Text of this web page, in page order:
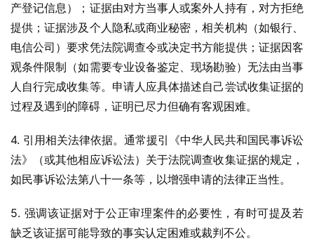
产登记信息）；证据由对方当事人或案外人持有，对方拒绝
提供；证据涉及个人隐私或商业秘密，相关机构（如银行、
电信公司）要求凭法院调查令或决定书方能提供；证据因客
观条件限制（如需要专业设备鉴定、现场勘验）无法由当事
人自行完成收集等。申请人应具体描述自己尝试收集证据的
过程及遇到的障碍，证明已尽力但确有客观困难。
4. 引用相关法律依据。通常援引《中华人民共和国民事诉讼
法》（或其他相应诉讼法）关于法院调查收集证据的规定，
如民事诉讼法第八十一条等，以增强申请的法律正当性。
5. 强调该证据对于公正审理案件的必要性，有时可提及若
缺乏该证据可能导致的事实认定困难或裁判不公。